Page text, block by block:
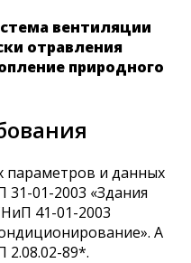
вентиляции
отравления
природного
параметров и данных
31-01-2003 «Здания
41-01-2003
А
2.08.02-89*.